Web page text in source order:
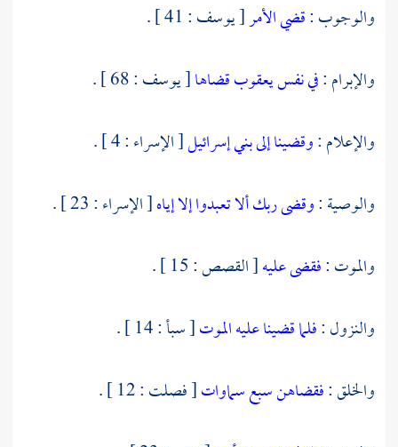
والوجوب :قضي الأمر[ يوسف : 41 ] .
والإبرام :في نفس يعقوب قضاها[ يوسف : 68 ] .
والإعلام :وقضينا إلى بني إسرائيل[ الإسراء : 4 ] .
والوصية :وقضى ربك ألا تعبدوا إلا إياه[ الإسراء : 23 ] .
والموت :فقضى عليه[ القصص : 15 ] .
والنزول :فلما قضينا عليه الموت[ سبأ : 14 ] .
والخلق :فقضاهن سبع سماوات[ فصلت : 12 ] .